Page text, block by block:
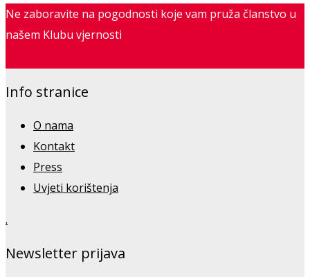
Ne zaboravite na pogodnosti koje vam pruža članstvo u
našem Klubu vjernosti
Info stranice
O nama
Kontakt
Press
Uvjeti korištenja
.
Newsletter prijava